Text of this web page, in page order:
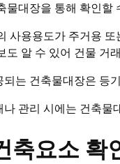
물대장을 통해 확인할
사용용도가 주거용
도 알 수 있어 건물 거
되는 건축물대장은 등
나 관리 시에는 건축물
축요소 확